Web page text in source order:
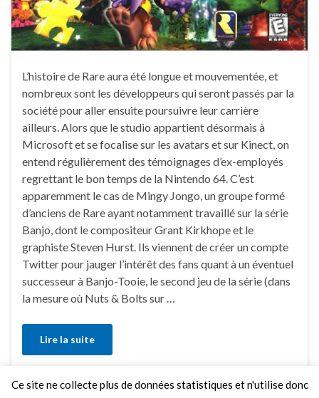
L’histoire de Rare aura été longue et mouvementée, et
nombreux sont les développeurs qui seront passés par la
société pour aller ensuite poursuivre leur carrière
ailleurs. Alors que le studio appartient désormais à
Microsoft et se focalise sur les avatars et sur Kinect, on
entend régulièrement des témoignages d’ex-employés
regrettant le bon temps de la Nintendo 64. C’est
apparemment le cas de Mingy Jongo, un groupe formé
d’anciens de Rare ayant notamment travaillé sur la série
Banjo, dont le compositeur Grant Kirkhope et le
graphiste Steven Hurst. Ils viennent de créer un compte
Twitter pour jauger l’intérêt des fans quant à un éventuel
successeur à Banjo-Tooie, le second jeu de la série (dans
la mesure où Nuts & Bolts sur …
Lire la suite
Faire un commentaire
Ce site ne collecte plus de données statistiques et n'utilise donc